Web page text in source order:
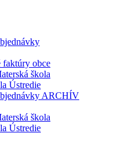
faktúry obce
škola
Ústredie
ARCHÍV
škola
Ústredie